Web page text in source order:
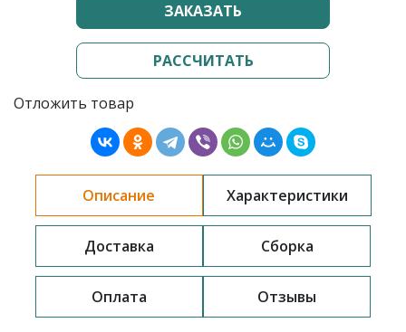
ЗАКАЗАТЬ
РАССЧИТАТЬ
Отложить товар
Описание Характеристики
Доставка Сборка
Оплата Отзывы